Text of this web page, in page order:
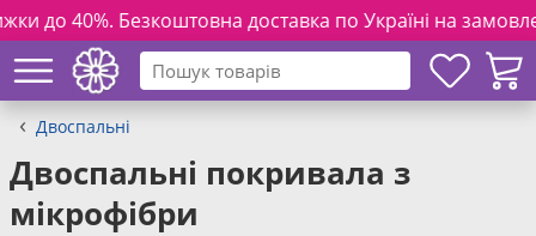
доставка по Україні на замовлення від 3000
Двоспальні
Двоспальні покривала з
мікрофібри